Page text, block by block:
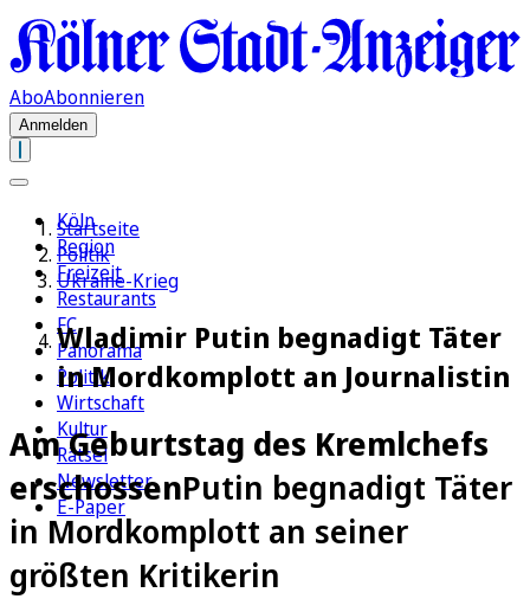
AboAbonnieren
Anmelden
Köln
Region
Freizeit
Restaurants
FC
Panorama
Politik
Wirtschaft
Kultur
Rätsel
Newsletter
E-Paper
Startseite
Politik
Ukraine-Krieg
Wladimir Putin begnadigt Täter
in Mordkomplott an Journalistin
Am Geburtstag des Kremlchefs
erschossenPutin begnadigt Täter
in Mordkomplott an seiner
größten Kritikerin